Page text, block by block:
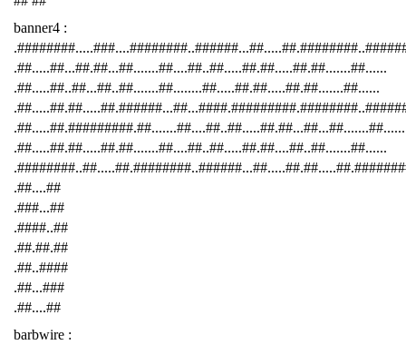
banner4 :
.##.....##...##.##...##.......##....##..##.....##.##.....##.##.......##......
.##.....##..##...##..##.......##........##.....##.##.....##.##.......##......
.##.....##.#########.##.......##....##..##.....##.##...##...##.......##......
.##.....##.##.....##.##.......##....##..##.....##.##....##..##.......##......
.##....##
.###...##
.####..##
.##.##.##
.##..####
.##...###
.##....##
barbwire :